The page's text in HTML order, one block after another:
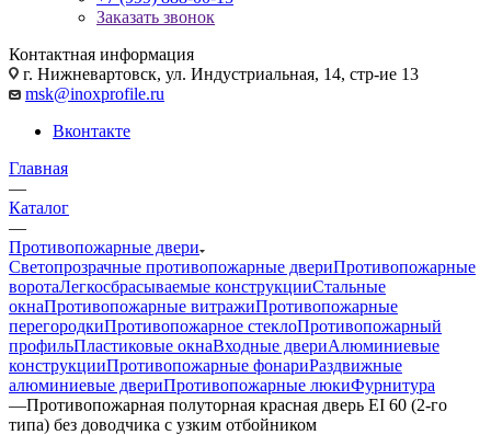
Заказать звонок
Контактная информация
г. Нижневартовск, ул. Индустриальная, 14, стр-ие 13
msk@inoxprofile.ru
Вконтакте
Главная
—
Каталог
—
Противопожарные двери
Светопрозрачные противопожарные двериПротивопожарные
воротаЛегкосбрасываемые конструкцииСтальные
окнаПротивопожарные витражиПротивопожарные
перегородкиПротивопожарное стеклоПротивопожарный
профильПластиковые окнаВходные двериАлюминиевые
конструкцииПротивопожарные фонариРаздвижные
алюминиевые двериПротивопожарные люкиФурнитура
—Противопожарная полуторная красная дверь EI 60 (2-го
типа) без доводчика с узким отбойником